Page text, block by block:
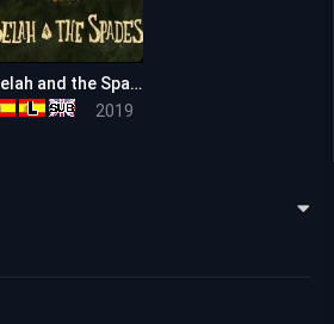
5.4
Selah and the Spades
2019